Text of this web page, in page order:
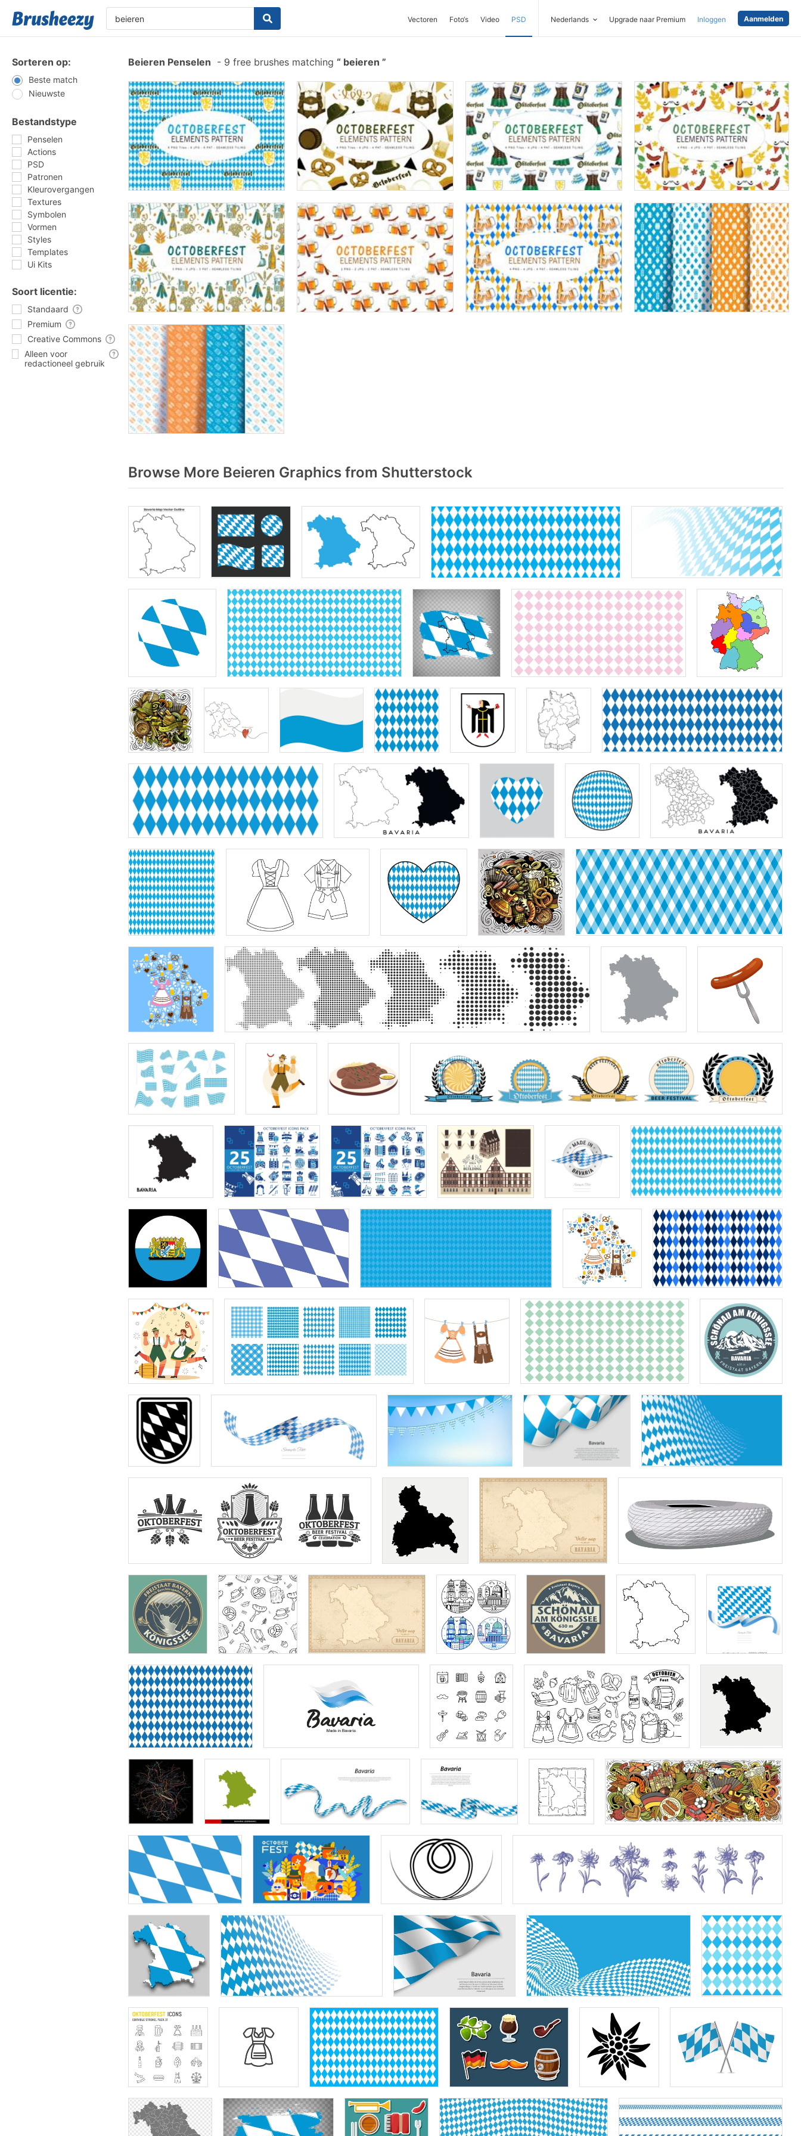
Vectoren Foto‘s Video PSD Nederlands Upgrade naar Premium Inloggen Aanmelden
Sorteren op:
Beste match
Nieuwste
Bestandstype
Penselen
Actions
PSD
Patronen
Kleurovergangen
Textures
Symbolen
Vormen
Styles
Templates
Ui Kits
Soort licentie:
Standaard
Premium
Creative Commons
Alleen voor
redactioneel gebruik
Beieren Penselen - 9 free brushes matching beieren
Browse More Beieren Graphics from Shutterstock